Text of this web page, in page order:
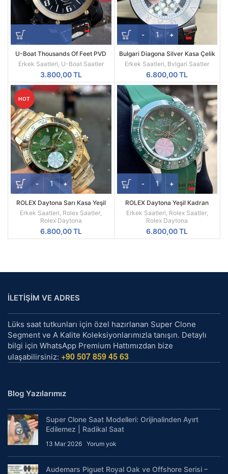
U-Boat Thousands Of Feet PVD
Kasa Replika Erkek Kol Saati
Erkek Saatleri U-Boat Saatler
3.800,00TL
Bulgari Diagona Silver Kasa Çelik
Besel Replika Erkek Kol Saati
Erkek Saatleri Bvlgari Saatler
6.800,00TL
HOT
ROLEX Daytona Sarı Kasa Yeşil
Kadran 116508
Erkek Saatleri Rolex Saatler
Rolex Daytona
6.800,00TL
ROLEX Daytona Yeşil Kadran
Silikon Kordon
Erkek Saatleri Rolex Saatler,
Rolex Daytona
6.800,00TL
İLETİŞİM VE ADRES
Lüks saat tutkunları için özel hazırlanan Super Clone
Segment ve A Kalite Koleksiyonlarımızla tanışın. Detaylı
bilgi için WhatsApp Premium Hattımızdan bize
ulaşabilirsiniz: +90 507 859 45 63
Blog Yazılarımız
Super Clone Saat Modelleri: Orijinalinden Ayırt
Edilemez | Radikal Saat
13 Mar 2026 Yorum yok
Audemars Piguet Royal Oak ve Offshore Serisi –